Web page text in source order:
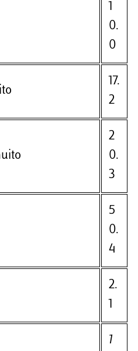
1
0.
0
17.
2
2
0.
3
5
0.
4
2.
1
1